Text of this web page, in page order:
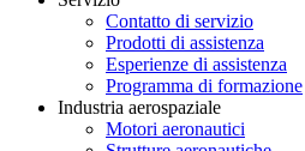
Contatto di servizio
Prodotti di assistenza
Esperienze di assistenza
Programma di formazione
Industria aerospaziale
Motori aeronautici